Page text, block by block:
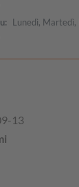
Lunedì, Martedì,
13